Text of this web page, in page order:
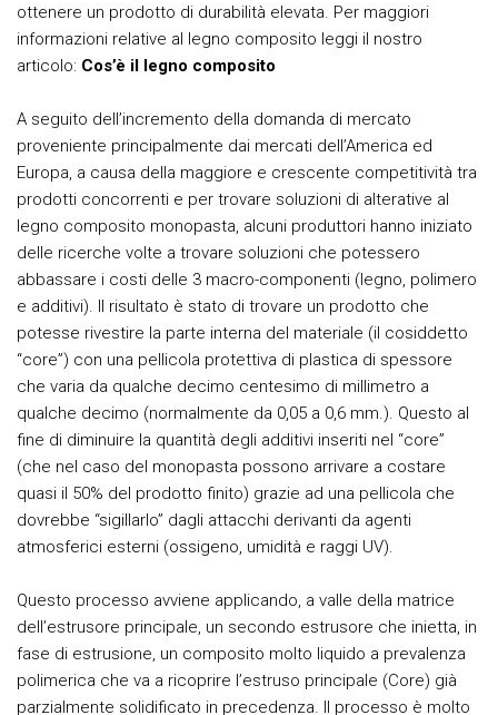
ottenere un prodotto di durabilità elevata. Per maggiori
informazioni relative al legno composito leggi il nostro
articolo: Cos’è il legno composito
A seguito dell’incremento della domanda di mercato
proveniente principalmente dai mercati dell’America ed
Europa, a causa della maggiore e crescente competitività tra
prodotti concorrenti e per trovare soluzioni di alterative al
legno composito monopasta, alcuni produttori hanno iniziato
delle ricerche volte a trovare soluzioni che potessero
abbassare i costi delle 3 macro-componenti (legno, polimero
e additivi). Il risultato è stato di trovare un prodotto che
potesse rivestire la parte interna del materiale (il cosiddetto
“core”) con una pellicola protettiva di plastica di spessore
che varia da qualche decimo centesimo di millimetro a
qualche decimo (normalmente da 0,05 a 0,6 mm.). Questo al
fine di diminuire la quantità degli additivi inseriti nel “core”
(che nel caso del monopasta possono arrivare a costare
quasi il 50% del prodotto finito) grazie ad una pellicola che
dovrebbe “sigillarlo” dagli attacchi derivanti da agenti
atmosferici esterni (ossigeno, umidità e raggi UV).
Questo processo avviene applicando, a valle della matrice
dell’estrusore principale, un secondo estrusore che inietta, in
fase di estrusione, un composito molto liquido a prevalenza
polimerica che va a ricoprire l’estruso principale (Core) già
parzialmente solidificato in precedenza. Il processo è molto